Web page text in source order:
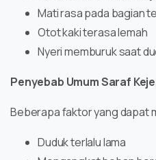
Mati rasa pada bagian
Otot kaki terasa lemah
Nyeri memburuk saat
Penyebab Umum Saraf
Beberapa faktor yang dapat
Duduk terlalu lama